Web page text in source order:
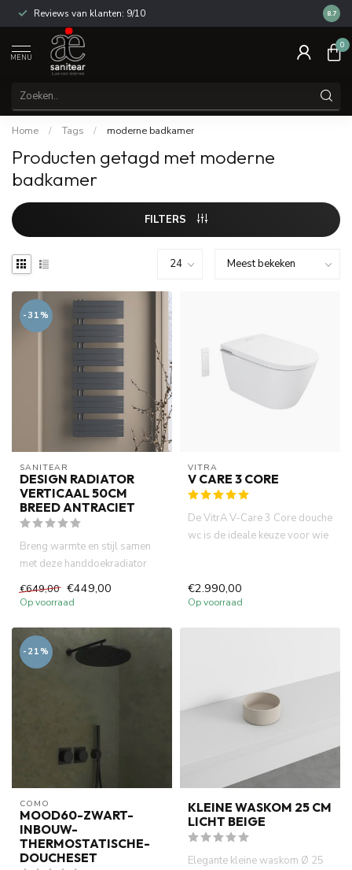
Reviews van klanten: 9/10 14
8.7
MENU
0
Home / Tags / moderne badkamer
Producten getagd met moderne
badkamer
FILTERS
-31%
SANITEAR
DESIGN RADIATOR
VERTICAAL 50CM
BREED ANTRACIET
Breng warmte en stijl samen
met deze handdoekradiator
van 50cm x 160cm in een l...
€649,00 €449,00
Op voorraad
VITRA
V CARE 3 CORE
De VitrA V-Care 3 Core douche
wc is de ideale keuze voor wie
€2.990,00
Op voorraad
-21%
COMO
MOOD60-ZWART-
INBOUW-
THERMOSTATISCHE-
DOUCHESET
KLEINE WASKOM 25 CM
LICHT BEIGE
Elegante kleine waskom Ø 25